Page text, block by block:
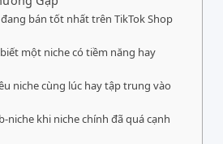
bán tốt nhất trên TikTok Shop
một niche có tiềm năng hay
niche cùng lúc hay tập trung vào
niche khi niche chính đã quá cạnh